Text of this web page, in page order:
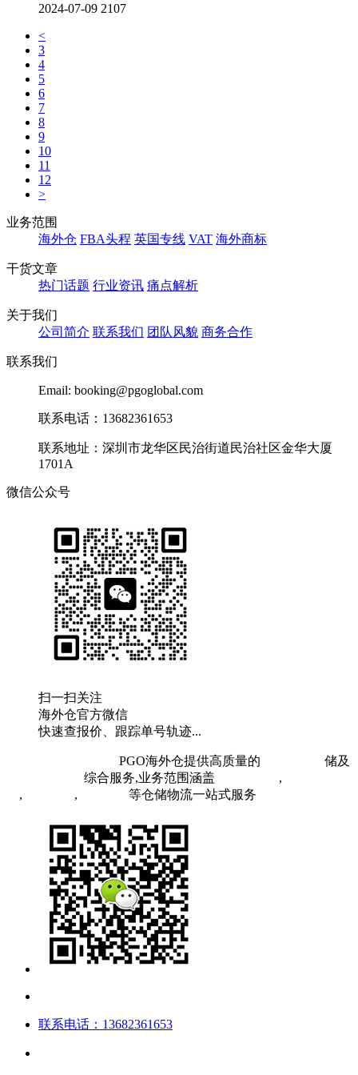
2024-07-09 2107
<
3
4
5
6
7
8
9
10
11
12
>
业务范围
海外仓 FBA头程 英国专线 VAT 海外商标
干货文章
热门话题 行业资讯 痛点解析
关于我们
公司简介 联系我们 团队风貌 商务合作
联系我们
Email: booking@pgoglobal.com
联系电话：13682361653
联系地址：深圳市龙华区民治街道民治社区金华大厦
1701A
微信公众号
扫一扫关注
海外仓官方微信
快速查报价、跟踪单号轨迹...
PGO海外仓提供高质量的
储及
综合服务,业务范围涵盖 ,
, , 等仓储物流一站式服务
联系电话：13682361653